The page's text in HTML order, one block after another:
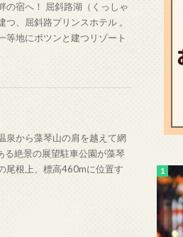
の宿へ！ 屈斜路湖（くっしゃ
、屈斜路プリンスホテル 。
等地にポツンと建つリゾート
泉から藻琴山の肩を越えて網
絶景の展望駐車公園が藻琴
尾根上、標高460mに位置す